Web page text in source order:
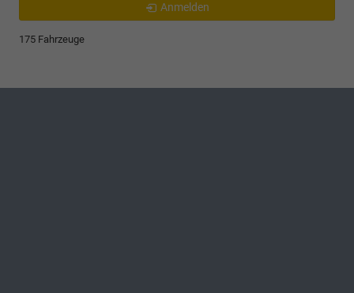
Anmelden
175 Fahrzeuge